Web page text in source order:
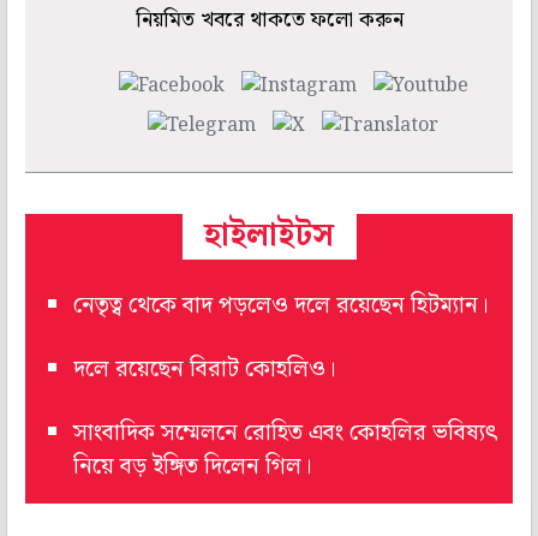
নিয়মিত খবরে থাকতে ফলো করুন
হাইলাইটস
নেতৃত্ব থেকে বাদ পড়লেও দলে রয়েছেন হিটম্যান।
দলে রয়েছেন বিরাট কোহলিও।
সাংবাদিক সম্মেলনে রোহিত এবং কোহলির ভবিষ্যৎ
নিয়ে বড় ইঙ্গিত দিলেন গিল।